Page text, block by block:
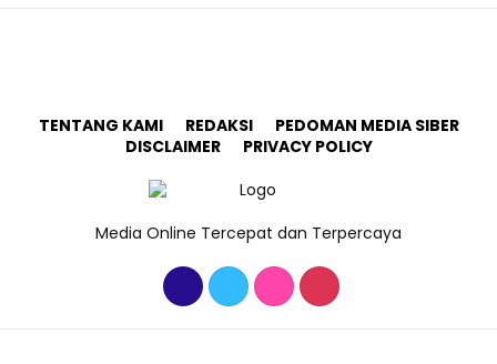
TENTANG KAMI REDAKSI
PEDOMAN MEDIA SIBER
DISCLAIMER
PRIVACY POLICY
Media Online Tercepat dan Terpercaya